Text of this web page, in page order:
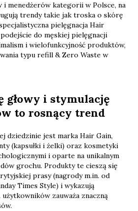
menedżerów kategorii w Polsce, na
trendy takie jak troska o skórę
pielęgnacja Hair
do męskiej pielęgnacji
i wielofunkcyjność produktów,
typu refill & Zero Waste w
głowy i stymulację
to rosnący trend
dziedzinie jest marka Hair Gain,
(kapsułki i żelki) oraz kosmetyki
i oparte na unikalnym
grochu. Produkty te cieszą się
prasy (nagrody m.in. od
Times Style) i wykazują
zauważa znaczną